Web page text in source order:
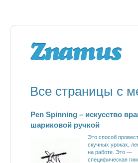
Все страницы с
Pen Spinning – искусство
шариковой ручкой
Это способ
скучных уроках,
на работе. Это —
специфическая